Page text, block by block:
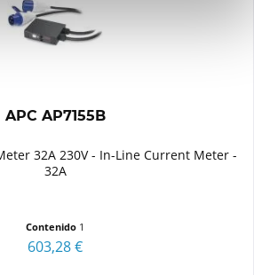
APC AP7155B
32A 230V - In-Line Current Meter -
32A
Contenido 1
603,28 €